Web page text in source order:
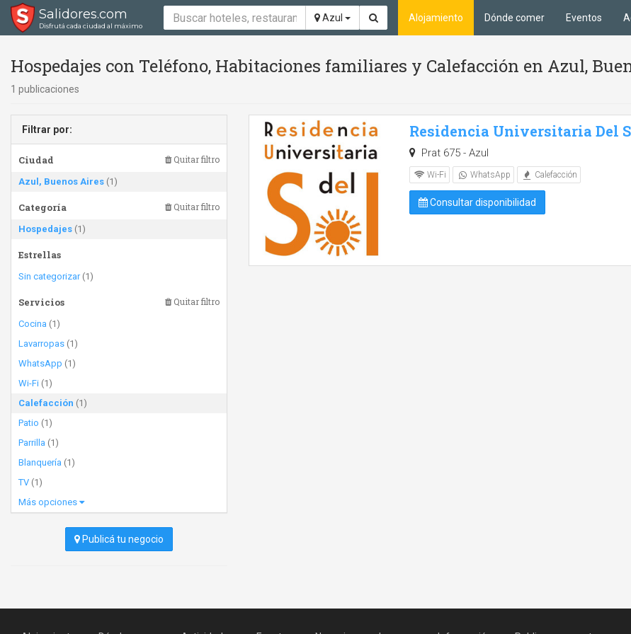
Salidores.com
Disfrutá cada ciudad al máximo
Azul Alojamiento Dónde comer Eventos
Hospedajes con Teléfono, Habitaciones familiares y Calefacción en Azul,
1 publicaciones
Filtrar por:
Ciudad Quitar filtro
Azul, Buenos Aires (1)
Categoría Quitar filtro
Hospedajes (1)
Estrellas
Sin categorizar(1)
Servicios Quitar filtro
Cocina (1)
Lavarropas (1)
WhatsApp (1)
Wi-Fi (1)
Calefacción (1)
Patio (1)
Parrilla (1)
Blanquería (1)
TV (1)
Más opciones
Publicá tu negocio
Residencia Universitaria Del
Prat 675 - Azul
Wi-Fi WhatsApp Calefacción
Consultar disponibilidad